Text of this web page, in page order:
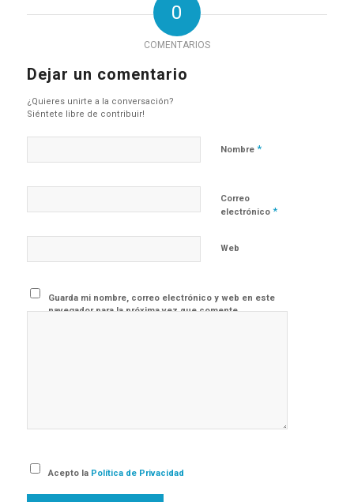
0
COMENTARIOS
Dejar un comentario
¿Quieres unirte a la conversación?
Siéntete libre de contribuir!
Nombre *
Correo
electrónico *
Web
Guarda mi nombre, correo electrónico y web en este
navegador para la próxima vez que comente.
Acepto la Política de Privacidad